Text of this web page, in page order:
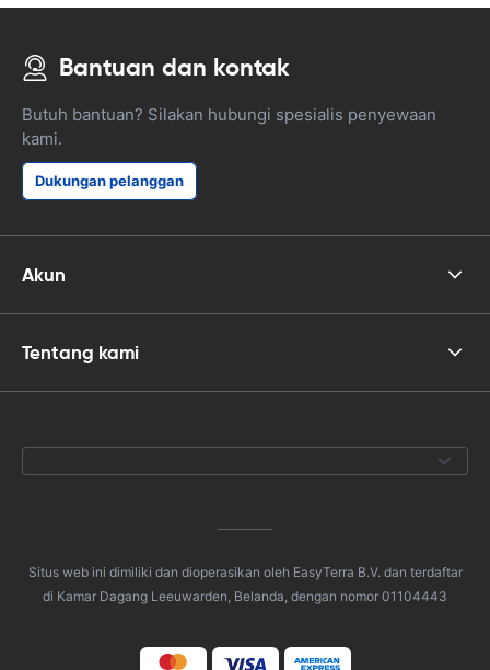
Bantuan dan kontak
Butuh bantuan? Silakan hubungi spesialis penyewaan
kami.
Dukungan pelanggan
Akun
Tentang kami
Situs web ini dimiliki dan dioperasikan oleh EasyTerra B.V. dan terdaftar
di Kamar Dagang Leeuwarden, Belanda, dengan nomor 01104443